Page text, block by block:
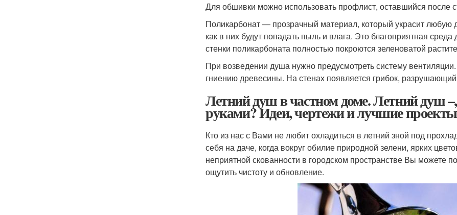
Для обшивки можно использовать профлист, оставшийся после
Поликарбонат — прозрачный материал, который украсит
как в них будут попадать пыль и влага. Это благоприятная
стенки поликарбоната полностью покроются зеленоватой
При возведении душа нужно предусмотреть систему
гниению древесины. На стенах появляется грибок,
Летний душ в частном доме. Летний душ
руками? Идеи, чертежи и лучшие
Кто из нас с Вами не любит охладиться в летний зной под
себя на даче, когда вокруг обилие природной зелени, ярких
неприятной скованности в городском пространстве Вы можете
ощутить чистоту и обновление.